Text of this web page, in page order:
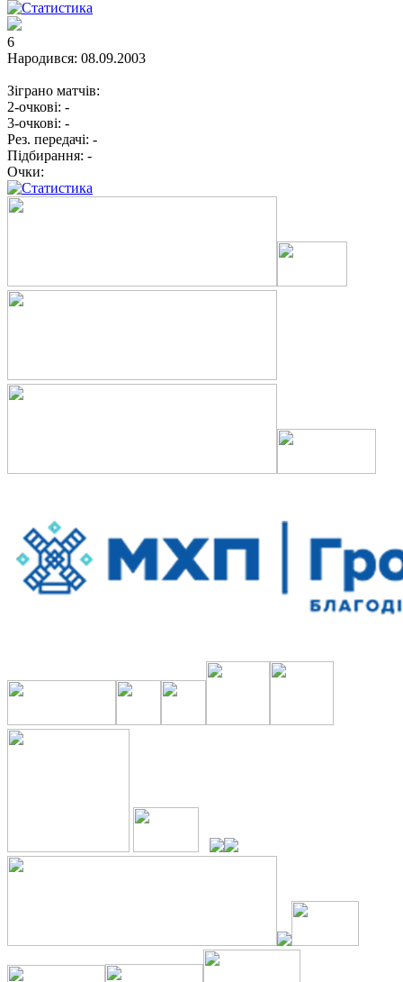
6
Народився: 08.09.2003
Зіграно матчів:
2-очкові: -
3-очкові: -
Рез. передачі: -
Підбирання: -
Очки: